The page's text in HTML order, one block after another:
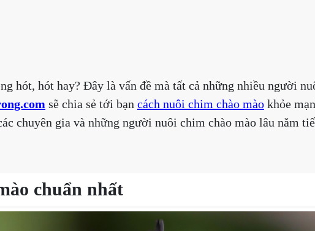
hót, hót hay? Đây là vấn đề mà tất cả những nhiều người
sẽ chia sẻ tới bạn cách nuôi chim chào mào khỏe
chuyên gia và những người nuôi chim chào mào lâu năm
chuẩn nhất